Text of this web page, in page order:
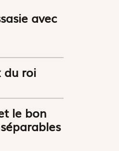
avec
du roi
le bon